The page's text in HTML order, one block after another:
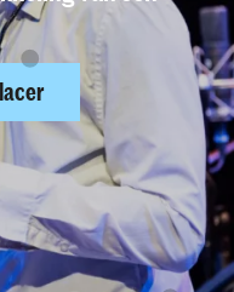
mogelijkheden?
graag